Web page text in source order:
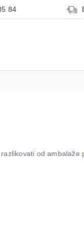
84
od ambalaže